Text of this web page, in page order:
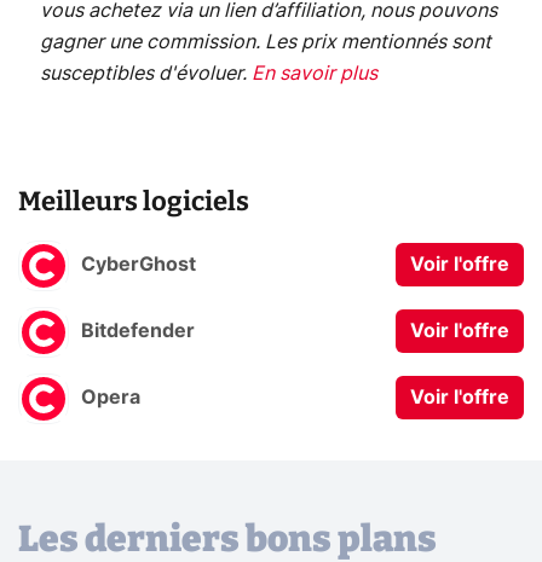
vous achetez via un lien d’affiliation, nous pouvons
gagner une commission. Les prix mentionnés sont
susceptibles d'évoluer. En savoir plus
Meilleurs logiciels
CyberGhost Voir l'offre
Bitdefender Voir l'offre
Opera Voir l'offre
Les derniers bons plans